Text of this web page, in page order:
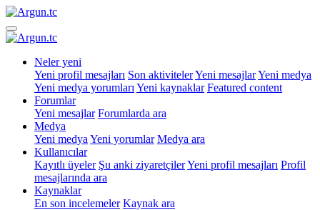
Neler yeni
Yeni profil mesajları Son aktivitelerYeni mesajlarYeni medya
Yeni medya yorumları Yeni kaynaklar Featured content
Forumlar
Yeni mesajlar Forumlarda ara
Medya
Yeni medya Yeni yorumlar Medya ara
Kullanıcılar
Kayıtlı üyeler Şu anki ziyaretçilerYeni profil mesajları Profil
mesajlarında ara
Kaynaklar
En son incelemeler Kaynak ara